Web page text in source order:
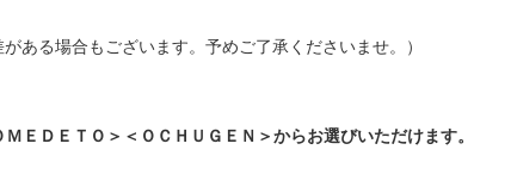
ある場合もございます。予めご了承くださいませ。）
ＥＤＥＴＯ＞＜ＯＣＨＵＧＥＮ＞からお選びいただけます。